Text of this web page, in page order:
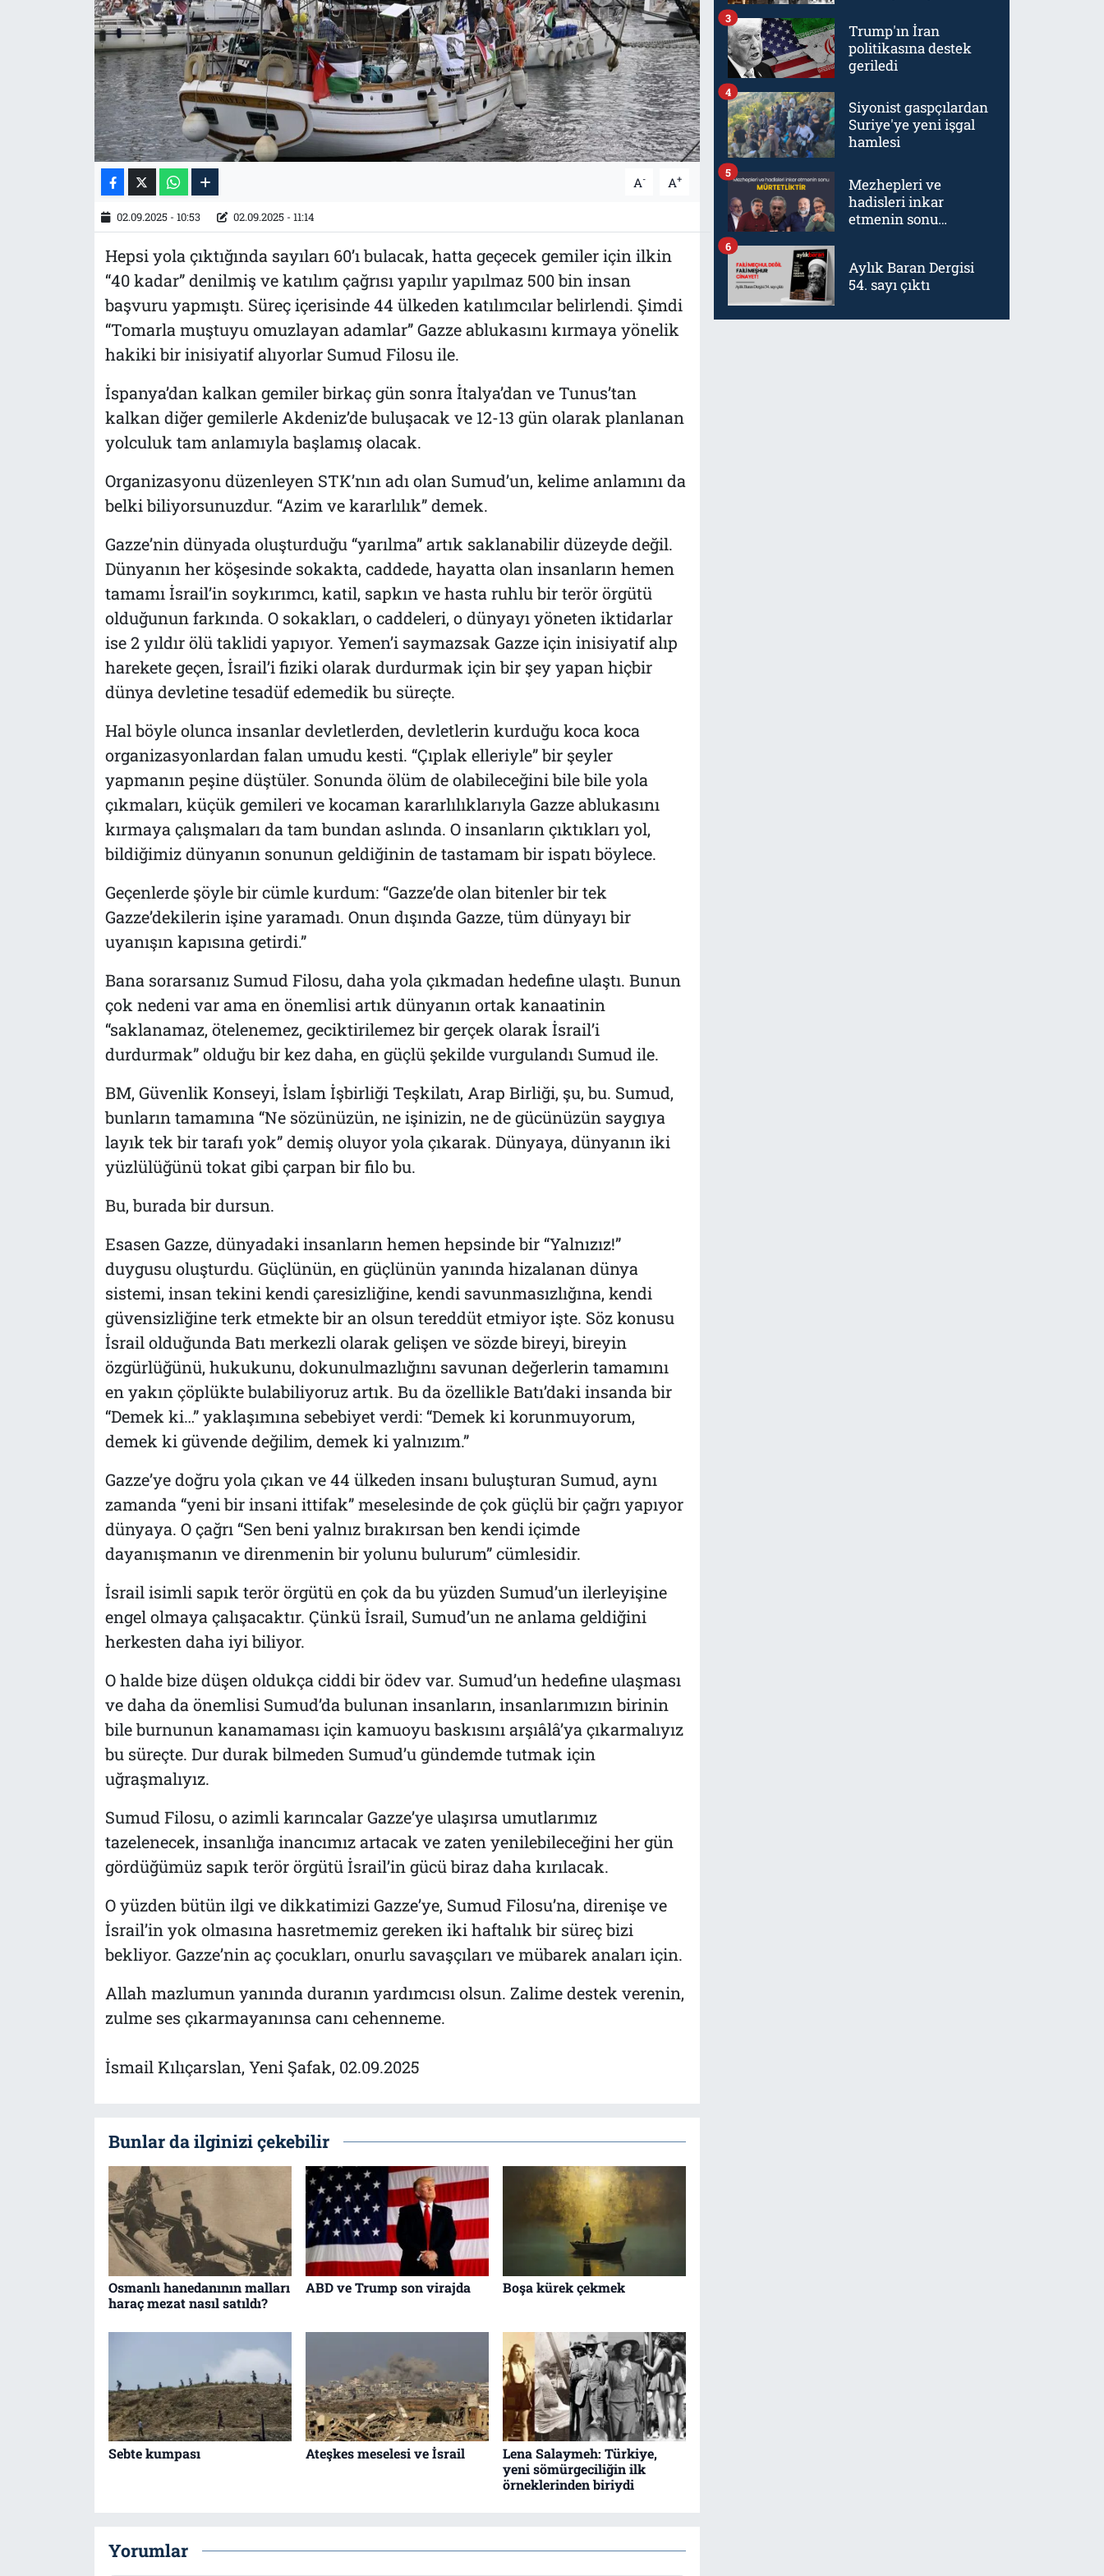
A- A+
02.09.2025 - 10:53 02.09.2025 - 11:14
Hepsi yola çıktığında sayıları 60’ı bulacak, hatta geçecek gemiler için ilkin
“40 kadar” denilmiş ve katılım çağrısı yapılır yapılmaz 500 bin insan
başvuru yapmıştı. Süreç içerisinde 44 ülkeden katılımcılar belirlendi. Şimdi
“Tomarla muştuyu omuzlayan adamlar” Gazze ablukasını kırmaya yönelik
hakiki bir inisiyatif alıyorlar Sumud Filosu ile.
İspanya’dan kalkan gemiler birkaç gün sonra İtalya’dan ve Tunus’tan
kalkan diğer gemilerle Akdeniz’de buluşacak ve 12-13 gün olarak planlanan
yolculuk tam anlamıyla başlamış olacak.
Organizasyonu düzenleyen STK’nın adı olan Sumud’un, kelime anlamını da
belki biliyorsunuzdur. “Azim ve kararlılık” demek.
Gazze’nin dünyada oluşturduğu “yarılma” artık saklanabilir düzeyde değil.
Dünyanın her köşesinde sokakta, caddede, hayatta olan insanların hemen
tamamı İsrail’in soykırımcı, katil, sapkın ve hasta ruhlu bir terör örgütü
olduğunun farkında. O sokakları, o caddeleri, o dünyayı yöneten iktidarlar
ise 2 yıldır ölü taklidi yapıyor. Yemen’i saymazsak Gazze için inisiyatif alıp
harekete geçen, İsrail’i fiziki olarak durdurmak için bir şey yapan hiçbir
dünya devletine tesadüf edemedik bu süreçte.
Hal böyle olunca insanlar devletlerden, devletlerin kurduğu koca koca
organizasyonlardan falan umudu kesti. “Çıplak elleriyle” bir şeyler
yapmanın peşine düştüler. Sonunda ölüm de olabileceğini bile bile yola
çıkmaları, küçük gemileri ve kocaman kararlılıklarıyla Gazze ablukasını
kırmaya çalışmaları da tam bundan aslında. O insanların çıktıkları yol,
bildiğimiz dünyanın sonunun geldiğinin de tastamam bir ispatı böylece.
Geçenlerde şöyle bir cümle kurdum: “Gazze’de olan bitenler bir tek
Gazze’dekilerin işine yaramadı. Onun dışında Gazze, tüm dünyayı bir
uyanışın kapısına getirdi.”
Bana sorarsanız Sumud Filosu, daha yola çıkmadan hedefine ulaştı. Bunun
çok nedeni var ama en önemlisi artık dünyanın ortak kanaatinin
“saklanamaz, ötelenemez, geciktirilemez bir gerçek olarak İsrail’i
durdurmak” olduğu bir kez daha, en güçlü şekilde vurgulandı Sumud ile.
BM, Güvenlik Konseyi, İslam İşbirliği Teşkilatı, Arap Birliği, şu, bu. Sumud,
bunların tamamına “Ne sözünüzün, ne işinizin, ne de gücünüzün saygıya
layık tek bir tarafı yok” demiş oluyor yola çıkarak. Dünyaya, dünyanın iki
yüzlülüğünü tokat gibi çarpan bir filo bu.
Bu, burada bir dursun.
Esasen Gazze, dünyadaki insanların hemen hepsinde bir “Yalnızız!”
duygusu oluşturdu. Güçlünün, en güçlünün yanında hizalanan dünya
sistemi, insan tekini kendi çaresizliğine, kendi savunmasızlığına, kendi
güvensizliğine terk etmekte bir an olsun tereddüt etmiyor işte. Söz konusu
İsrail olduğunda Batı merkezli olarak gelişen ve sözde bireyi, bireyin
özgürlüğünü, hukukunu, dokunulmazlığını savunan değerlerin tamamını
en yakın çöplükte bulabiliyoruz artık. Bu da özellikle Batı’daki insanda bir
“Demek ki…” yaklaşımına sebebiyet verdi: “Demek ki korunmuyorum,
demek ki güvende değilim, demek ki yalnızım.”
Gazze’ye doğru yola çıkan ve 44 ülkeden insanı buluşturan Sumud, aynı
zamanda “yeni bir insani ittifak” meselesinde de çok güçlü bir çağrı yapıyor
dünyaya. O çağrı “Sen beni yalnız bırakırsan ben kendi içimde
dayanışmanın ve direnmenin bir yolunu bulurum” cümlesidir.
İsrail isimli sapık terör örgütü en çok da bu yüzden Sumud’un ilerleyişine
engel olmaya çalışacaktır. Çünkü İsrail, Sumud’un ne anlama geldiğini
herkesten daha iyi biliyor.
O halde bize düşen oldukça ciddi bir ödev var. Sumud’un hedefine ulaşması
ve daha da önemlisi Sumud’da bulunan insanların, insanlarımızın birinin
bile burnunun kanamaması için kamuoyu baskısını arşıâlâ’ya çıkarmalıyız
bu süreçte. Dur durak bilmeden Sumud’u gündemde tutmak için
uğraşmalıyız.
Sumud Filosu, o azimli karıncalar Gazze’ye ulaşırsa umutlarımız
tazelenecek, insanlığa inancımız artacak ve zaten yenilebileceğini her gün
gördüğümüz sapık terör örgütü İsrail’in gücü biraz daha kırılacak.
O yüzden bütün ilgi ve dikkatimizi Gazze’ye, Sumud Filosu’na, direnişe ve
İsrail’in yok olmasına hasretmemiz gereken iki haftalık bir süreç bizi
bekliyor. Gazze’nin aç çocukları, onurlu savaşçıları ve mübarek anaları için.
Allah mazlumun yanında duranın yardımcısı olsun. Zalime destek verenin,
zulme ses çıkarmayanınsa canı cehenneme.
İsmail Kılıçarslan, Yeni Şafak, 02.09.2025
Bunlar da ilginizi çekebilir
Osmanlı hanedanının malları
haraç mezat nasıl satıldı?
ABD ve Trump son virajda Boşa kürek çekmek
Sebte kumpası Ateşkes meselesi ve İsrail
Lena Salaymeh: Türkiye,
yeni sömürgeciliğin ilk
örneklerinden biriydi
Yorumlar
Trump'ın İran
politikasına destek
geriledi
3
Siyonist gaspçılardan
Suriye'ye yeni işgal
hamlesi
4
Mezhepleri ve
hadisleri inkar
etmenin sonu
5
Aylık Baran Dergisi
54. sayı çıktı
6
İletişim